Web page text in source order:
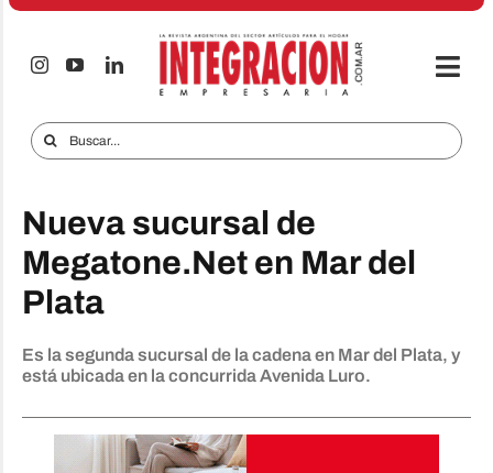
Saltar
Audio & TV
iTECNO
Celulares
Informes Especiales
Anuncie
Contacto
Buscar:
Nueva sucursal de
Megatone.Net en Mar del
Plata
Es la segunda sucursal de la cadena en Mar del Plata, y
está ubicada en la concurrida Avenida Luro.